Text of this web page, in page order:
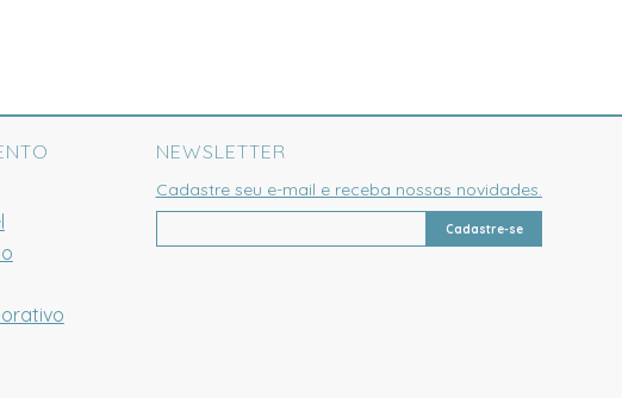
NEWSLETTER
Cadastre seu e-mail e receba nossas novidades.
Cadastre-se